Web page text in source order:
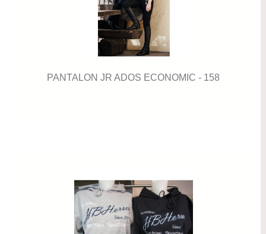
PANTALON JR ADOS ECONOMIC - 158